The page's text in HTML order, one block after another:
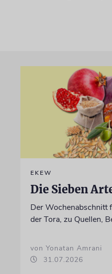
EKEW
Die Sieben
Der Wochenabschnitt
der Tora, zu Quellen,
von Yonatan Amrani
31.07.2026